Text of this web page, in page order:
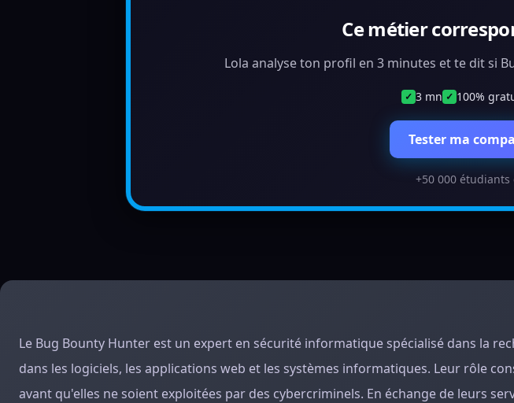
Ce métier
Lola analyse ton profil en 3 minutes et te dit si
✓ 3 mn ✓ 100%
Tester ma
+50 000
Le Bug Bounty Hunter est un expert en sécurité informatique spécialisé dans la
dans les logiciels, les applications web et les systèmes informatiques. Leur rôle
avant qu'elles ne soient exploitées par des cybercriminels. En échange de leurs